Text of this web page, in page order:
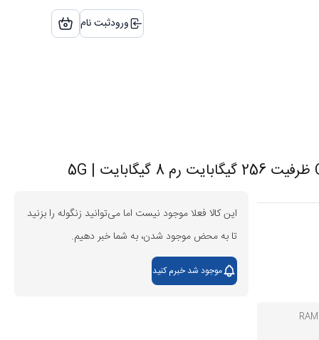
ورودثبت نام
این کالا فعلا موجود نیست اما می‌توانید زنگوله را بزنید
تا به محض موجود شدن، به شما خبر دهیم.
موجود شد خبرم کنید